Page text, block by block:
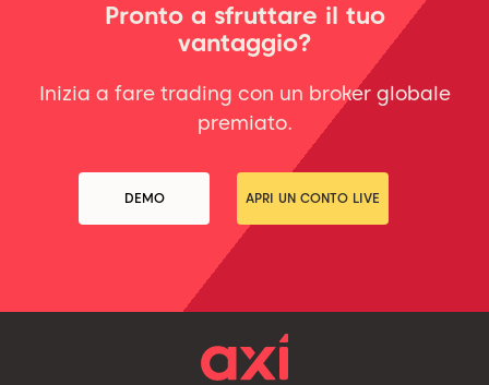
Pronto a sfruttare il tuo
vantaggio?
Inizia a fare trading con un broker globale
premiato.
DEMO APRI UN CONTO LIVE